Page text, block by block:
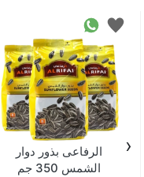
الرفاعى بذور دوار
الشمس 350 جم
‹